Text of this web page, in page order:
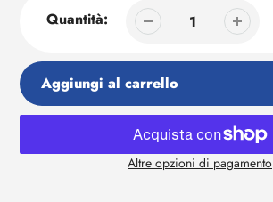
Quantità:
Aggiungi al carrello
Altre opzioni di pagamento